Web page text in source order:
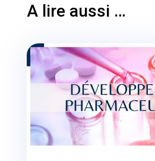
A lire aussi …